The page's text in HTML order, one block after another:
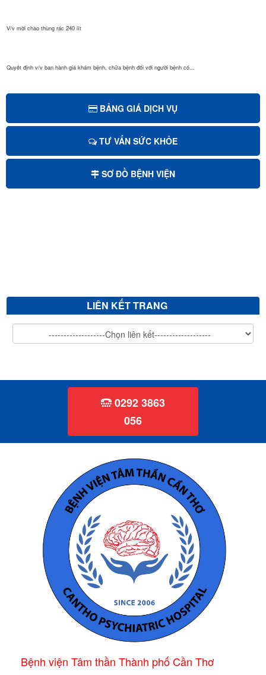
V/v mời chào thùng rác 240 lít
Quyết định v/v ban hành giá khám bệnh, chữa bệnh đối với người bệnh có...
Quyết định Giá dịch vụ khám bệnh, chữa bệnh theo yêu cầu áp dụng tại B...
Mời chào giá sửa chữa, cải tạo và nâng nền sảnh chính bệnh viện...
BẢNG GIÁ DỊCH VỤ
TƯ VẤN SỨC KHỎE
SƠ ĐỒ BỆNH VIỆN
LIÊN KẾT TRANG
0292 3863
056
Bệnh viện Tâm thần Thành phố Cần Thơ